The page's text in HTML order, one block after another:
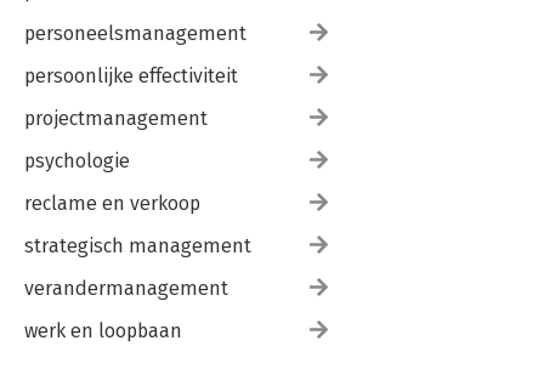
personeelsmanagement
persoonlijke effectiviteit
projectmanagement
psychologie
reclame en verkoop
strategisch management
verandermanagement
werk en loopbaan